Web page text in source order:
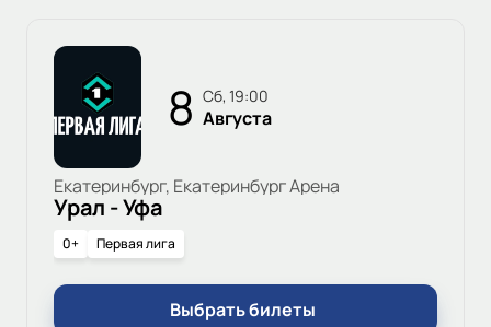
8 сб, 19:00
Августа
Екатеринбург, Екатеринбург Арена
Урал - Уфа
0+ Первая лига
Выбрать билеты